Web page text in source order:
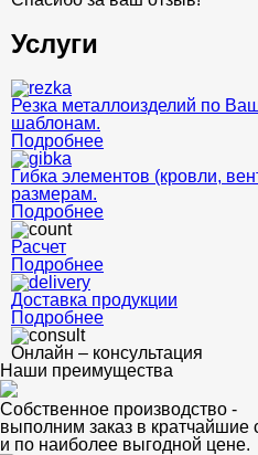
Услуги
Резка металлоизделий по
шаблонам.
Подробнее
Гибка элементов (кровли,
размерам.
Подробнее
Расчет
Подробнее
Доставка продукции
Подробнее
Онлайн – консультация
Наши преимущества
Собственное производство -
выполним заказ в кратчайшие
и по наиболее выгодной цене.